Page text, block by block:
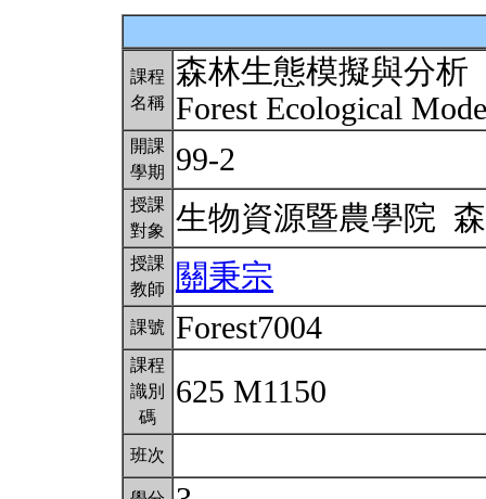
課程
名稱
森林生態模擬與分析
Forest Ecological
開課
學期
99-2
授課
對象
生物資源暨農學院
授課
教師
關秉宗
課號 Forest7004
課程
識別
碼
625 M1150
班次